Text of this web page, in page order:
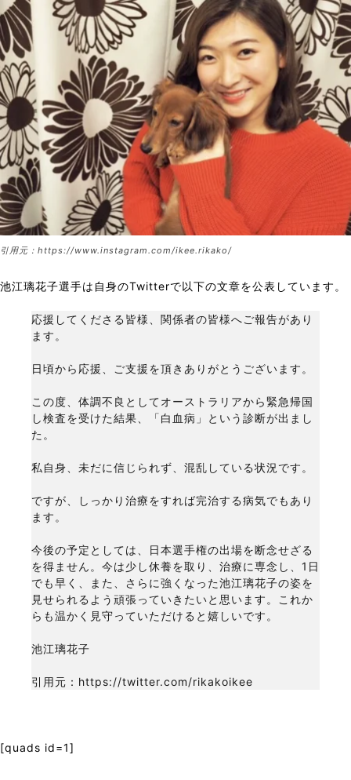
引用元：https://www.instagram.com/ikee.rikako/
池江璃花子選手は自身のTwitterで以下の文章を公表しています。
応援してくださる皆様、関係者の皆様へご報告があり
ます。
日頃から応援、ご支援を頂きありがとうございます。
この度、体調不良としてオーストラリアから緊急帰国
し検査を受けた結果、「白血病」という診断が出まし
た。
私自身、未だに信じられず、混乱している状況です。
ですが、しっかり治療をすれば完治する病気でもあり
ます。
今後の予定としては、日本選手権の出場を断念せざる
を得ません。今は少し休養を取り、治療に専念し、1日
でも早く、また、さらに強くなった池江璃花子の姿を
見せられるよう頑張っていきたいと思います。これか
らも温かく見守っていただけると嬉しいです。
池江璃花子
引用元：https://twitter.com/rikakoikee
[quads id=1]